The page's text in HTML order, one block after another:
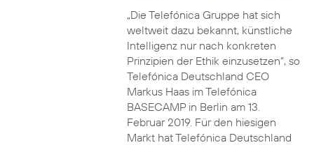
„Die Telefónica Gruppe hat sich
weltweit dazu bekannt, künstliche
Intelligenz nur nach konkreten
Prinzipien der Ethik einzusetzen“, so
Telefónica Deutschland CEO
Markus Haas im Telefónica
BASECAMP in Berlin am 13.
Februar 2019. Für den hiesigen
Markt hat Telefónica Deutschland